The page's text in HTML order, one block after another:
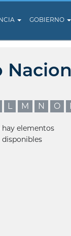
GOBIERNO
L M N O
hay elementos
disponibles